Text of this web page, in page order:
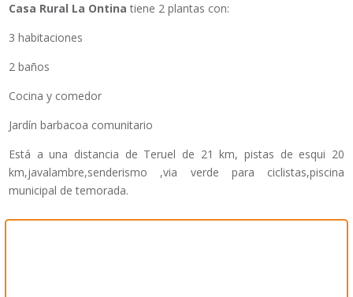
Casa Rural La Ontina tiene 2 plantas con:
3 habitaciones
2 baños
Cocina y comedor
Jardín barbacoa comunitario
Está a una distancia de Teruel de 21 km, pistas de esqui 20
km,javalambre,senderismo ,via verde para ciclistas,piscina
municipal de temorada.